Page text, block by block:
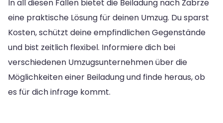
In all diesen Fällen bietet die Beiladung nach Zabrze
eine praktische Lösung für deinen Umzug. Du sparst
Kosten, schützt deine empfindlichen Gegenstände
und bist zeitlich flexibel. Informiere dich bei
verschiedenen Umzugsunternehmen über die
Möglichkeiten einer Beiladung und finde heraus, ob
es für dich infrage kommt.